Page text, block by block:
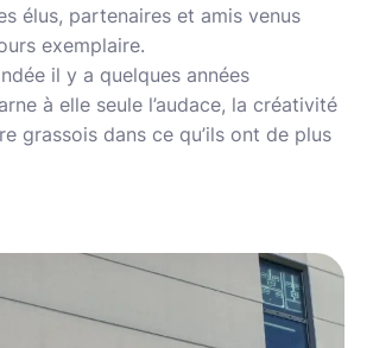
élus, partenaires et amis venus
exemplaire.
il y a quelques années
à elle seule l’audace, la créativité
grassois dans ce qu’ils ont de plus